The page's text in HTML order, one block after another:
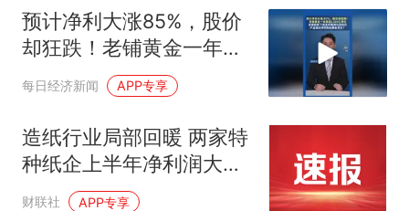
预计净利大涨85%，股价
却狂跌！老铺黄金一年蒸
发1300亿港元
每日经济新闻 APP专享
造纸行业局部回暖 两家特
种纸企上半年净利润大幅
增长|财报解读
财联社 APP专享